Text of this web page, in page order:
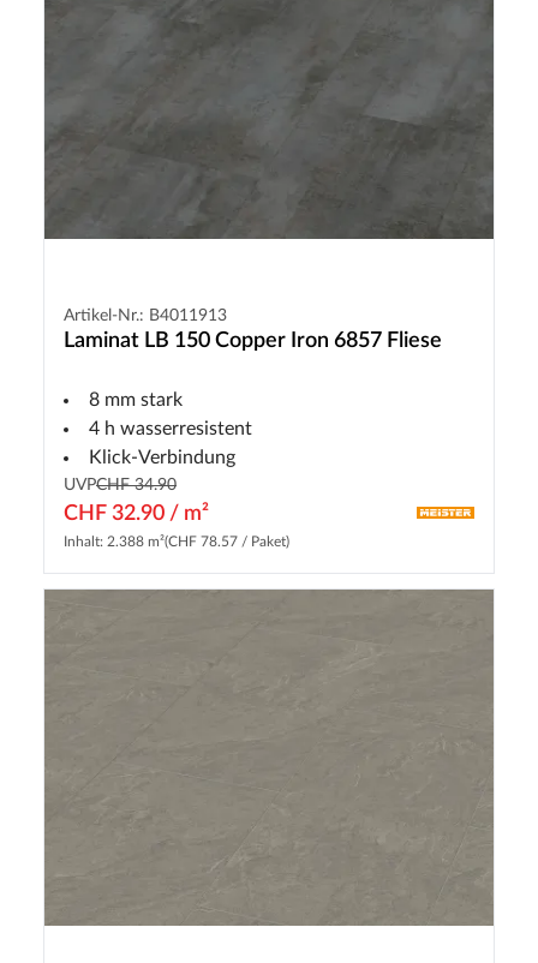
Artikel-Nr.: B4011913
Laminat LB 150 Copper Iron 6857 Fliese
8 mm stark
4 h wasserresistent
Klick-Verbindung
UVPCHF 34.90
CHF 32.90 / m²
Inhalt: 2.388 m²(CHF 78.57 / Paket)